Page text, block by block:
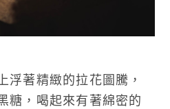
浮著精緻的拉花圖騰，
糖，喝起來有著綿密的